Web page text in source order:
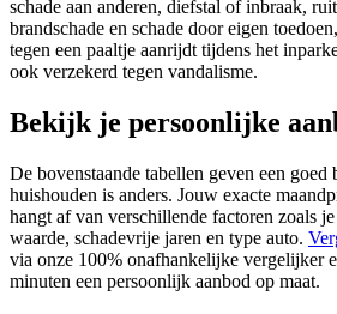
schade aan anderen, diefstal of inbraak,
brandschade en schade door eigen
tegen een paaltje aanrijdt tijdens het
ook verzekerd tegen vandalisme.
Bekijk je persoonlijke
De bovenstaande tabellen geven een goed
huishouden is anders. Jouw exacte
hangt af van verschillende factoren zoals
waarde, schadevrije jaren en type auto.
via onze 100% onafhankelijke vergelijker
minuten een persoonlijk aanbod op maat.